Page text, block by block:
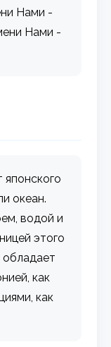
Нами -
Нами -
океан.
водой и
этого
обладает
как
как